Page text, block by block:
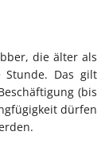
die älter als
Stunde. Das gilt
(bis
dürfen